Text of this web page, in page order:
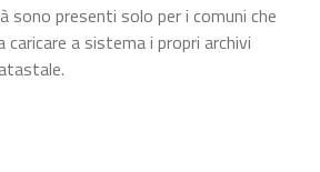
sono presenti solo per i comuni che
a sistema i propri archivi